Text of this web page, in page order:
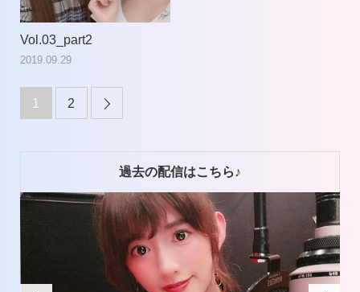
Vol.03_part2
2019.09.29
1 2 
過去の配信はこちら♪